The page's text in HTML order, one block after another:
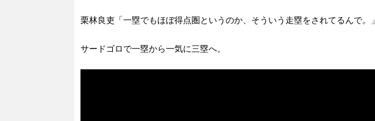
栗林良吏「一塁でもほぼ得点圏というのか、そういう走塁をされてるんで。」
サードゴロで一塁から一気に三塁へ。